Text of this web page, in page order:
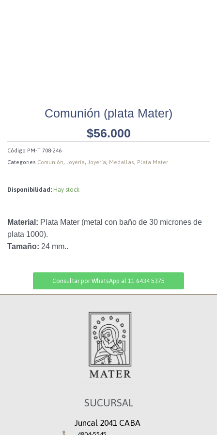
Comunión (plata Mater)
$56.000
Código PM-T 708-246
Categories Comunión,Joyería,Joyería, Medallas, Plata Mater
Disponibilidad:Hay stock
Material: Plata Mater (metal con baño de 30 micrones de
plata 1000).
Tamaño: 24 mm..
Consultar por WhatsApp al 11 6434 5375
SUCURSAL
Juncal 2041 CABA